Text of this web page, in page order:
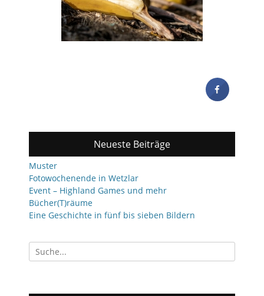
Neueste Beiträge
Muster
Fotowochenende in Wetzlar
Event – Highland Games und mehr
Bücher(T)räume
Eine Geschichte in fünf bis sieben Bildern
Suchen
nach: